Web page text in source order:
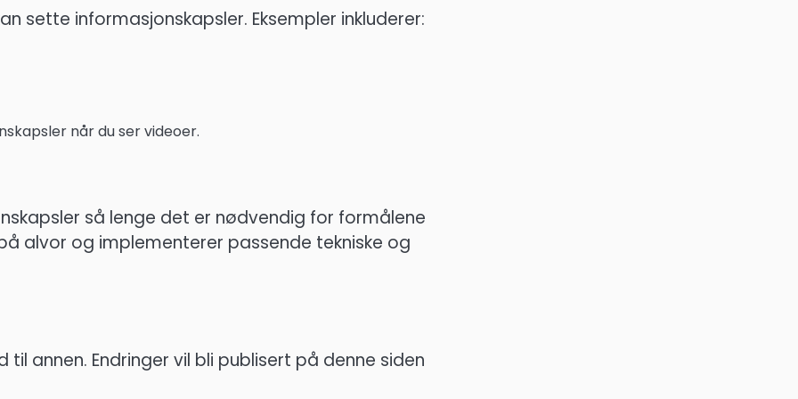
sette informasjonskapsler. Eksempler inkluderer:
når du ser videoer.
så lenge det er nødvendig for formålene
alvor og implementerer passende tekniske og
annen. Endringer vil bli publisert på denne siden